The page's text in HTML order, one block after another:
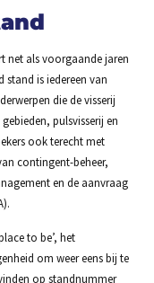
net als voorgaande jaren
stand is iedereen van
die de visserij
pulsvisserij en
ook terecht met
contingent-beheer,
en de aanvraag
to be’, het
om weer eens bij te
op standnummer